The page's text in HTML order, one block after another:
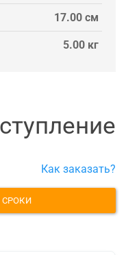
17.00 см
5.00 кг
Как заказать?
СРОКИ